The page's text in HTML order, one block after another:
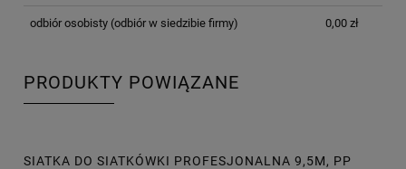
odbiór osobisty(odbiór w siedzibie firmy) 0,00 zł
PRODUKTY POWIĄZANE
SIATKA DO SIATKÓWKI PROFESJONALNA 9,5M, PP